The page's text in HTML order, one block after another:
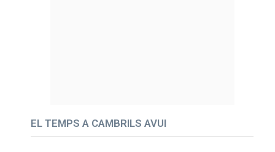
EL TEMPS A CAMBRILS AVUI